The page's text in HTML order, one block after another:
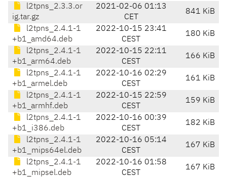
l2tpns_2.3.3.or
ig.tar.gz
2021-02-06 01:13
CET
841 KiB
l2tpns_2.4.1-1
+b1_amd64.deb
2022-10-15 23:41
CEST
180 KiB
l2tpns_2.4.1-1
+b1_arm64.deb
2022-10-15 22:11
CEST
166 KiB
l2tpns_2.4.1-1
+b1_armel.deb
2022-10-16 02:29
CEST
161 KiB
l2tpns_2.4.1-1
+b1_armhf.deb
2022-10-15 22:59
CEST
159 KiB
l2tpns_2.4.1-1
+b1_i386.deb
2022-10-16 00:39
CEST
182 KiB
l2tpns_2.4.1-1
+b1_mips64el.deb
2022-10-16 05:14
CEST
167 KiB
l2tpns_2.4.1-1
+b1_mipsel.deb
2022-10-16 01:58
CEST
167 KiB